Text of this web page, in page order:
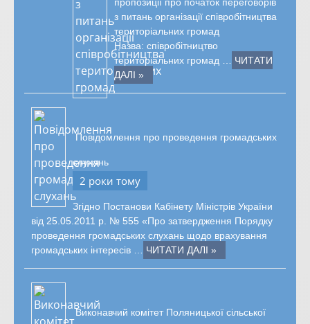
з питань організації співробітництва
територіальних громад
Назва: співробітництво
територіальних громад …
ЧИТАТИ
ДАЛІ »
Повідомлення про проведення громадських
слухань
2 роки тому
Згідно Постанови Кабінету Міністрів України
від 25.05.2011 р. № 555 «Про затвердження Порядку
проведення громадських слухань щодо врахування
громадських інтересів …
ЧИТАТИ ДАЛІ »
Виконавчий комітет Поляницької сільської